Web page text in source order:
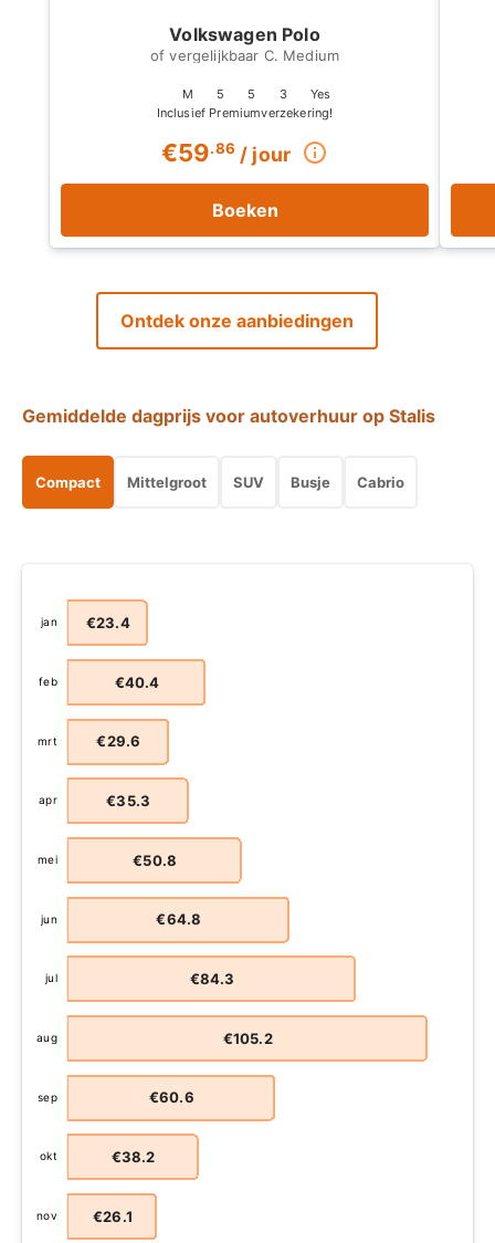
€59.86 / jour
M 5 5 3 Yes
Volkswagen Polo
C. Medium
Boeken
Ontdek onze aanbiedingen
Gemiddelde dagprijs voor autoverhuur op Stalis
Compact Mittelgroot SUV Busje Cabrio
€23.4
€40.4
€29.6
€35.3
€50.8
€64.8
€84.3
€105.2
€60.6
€38.2
€26.1
jan
feb
mrt
apr
mei
jun
jul
aug
sep
okt
nov